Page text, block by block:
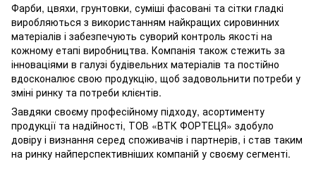
Фарби, цвяхи, грунтовки, суміші фасовані та сітки гладкі
виробляються з використанням найкращих сировинних
матеріалів і забезпечують суворий контроль якості на
кожному етапі виробництва. Компанія також стежить за
інноваціями в галузі будівельних матеріалів та постійно
вдосконалює свою продукцію, щоб задовольнити потреби у
зміні ринку та потреби клієнтів.
Завдяки своєму професійному підходу, асортименту
продукції та надійності, ТОВ «ВТК ФОРТЕЦЯ» здобуло
довіру і визнання серед споживачів і партнерів, і став таким
на ринку найперспективніших компаній у своєму сегменті.